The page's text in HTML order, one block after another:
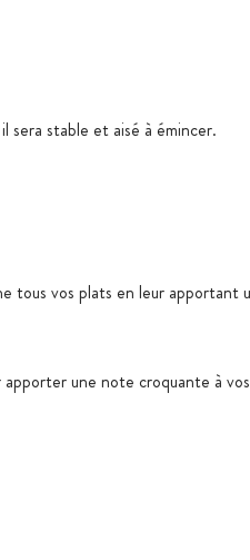
sera stable et aisé à émincer.
tous vos plats en leur apportant
une note croquante à